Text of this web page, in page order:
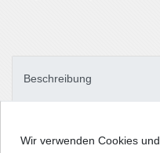
Beschreibung
Wir verwenden Cookies